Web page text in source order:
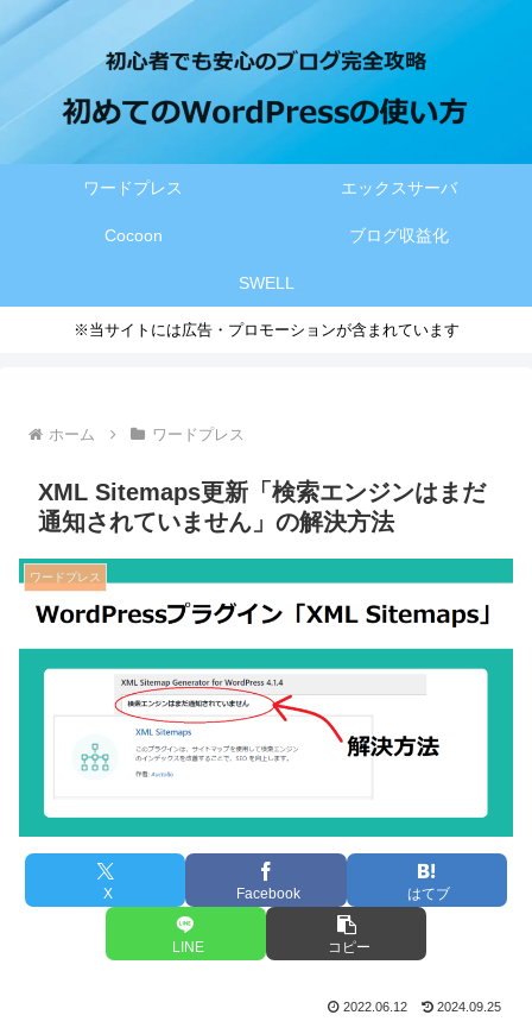
ワードプレス エックスサーバ
Cocoon ブログ収益化
SWELL
※当サイトには広告・プロモーションが含まれています
ホーム ワードプレス
XML Sitemaps更新「検索エンジンはまだ
通知されていません」の解決方法
ワードプレス
X Facebook はてブ
LINE コピー
2022.06.12 2024.09.25